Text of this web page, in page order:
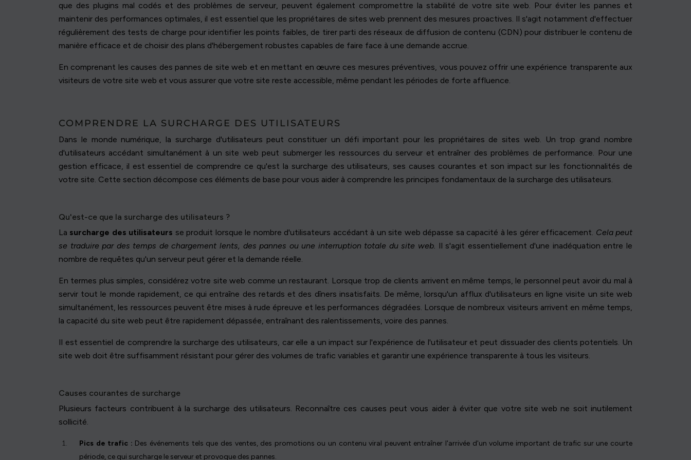
que des plugins mal codés et des problèmes de serveur, peuvent également compromettre la stabilité de votre site web. Pour éviter les pannes et
maintenir des performances optimales, il est essentiel que les propriétaires de sites web prennent des mesures proactives. Il s'agit notamment d'effectuer
régulièrement des tests de charge pour identifier les points faibles, de tirer parti des réseaux de diffusion de contenu (CDN) pour distribuer le contenu de
manière efficace et de choisir des plans d'hébergement robustes capables de faire face à une demande accrue.
En comprenant les causes des pannes de site web et en mettant en œuvre ces mesures préventives, vous pouvez offrir une expérience transparente aux
visiteurs de votre site web et vous assurer que votre site reste accessible, même pendant les périodes de forte affluence.
COMPRENDRE LA SURCHARGE DES UTILISATEURS
Dans le monde numérique, la surcharge d'utilisateurs peut constituer un défi important pour les propriétaires de sites web. Un trop grand nombre
d'utilisateurs accédant simultanément à un site web peut submerger les ressources du serveur et entraîner des problèmes de performance. Pour une
gestion efficace, il est essentiel de comprendre ce qu'est la surcharge des utilisateurs, ses causes courantes et son impact sur les fonctionnalités de
votre site. Cette section décompose ces éléments de base pour vous aider à comprendre les principes fondamentaux de la surcharge des utilisateurs.
Qu'est-ce que la surcharge des utilisateurs ?
La surcharge des utilisateurs se produit lorsque le nombre d'utilisateurs accédant à un site web dépasse sa capacité à les gérer efficacement. Cela peut
se traduire par des temps de chargement lents, des pannes ou une interruption totale du site web. Il s'agit essentiellement d'une inadéquation entre le
nombre de requêtes qu'un serveur peut gérer et la demande réelle.
En termes plus simples, considérez votre site web comme un restaurant. Lorsque trop de clients arrivent en même temps, le personnel peut avoir du mal à
servir tout le monde rapidement, ce qui entraîne des retards et des dîners insatisfaits. De même, lorsqu'un afflux d'utilisateurs en ligne visite un site web
simultanément, les ressources peuvent être mises à rude épreuve et les performances dégradées. Lorsque de nombreux visiteurs arrivent en même temps,
la capacité du site web peut être rapidement dépassée, entraînant des ralentissements, voire des pannes.
Il est essentiel de comprendre la surcharge des utilisateurs, car elle a un impact sur l'expérience de l'utilisateur et peut dissuader des clients potentiels. Un
site web doit être suffisamment résistant pour gérer des volumes de trafic variables et garantir une expérience transparente à tous les visiteurs.
Causes courantes de surcharge
Plusieurs facteurs contribuent à la surcharge des utilisateurs. Reconnaître ces causes peut vous aider à éviter que votre site web ne soit inutilement
sollicité.
Pics de trafic : Des événements tels que des ventes, des promotions ou un contenu viral peuvent entraîner l'arrivée d'un volume important de trafic sur une courte
période, ce qui surcharge le serveur et provoque des pannes.